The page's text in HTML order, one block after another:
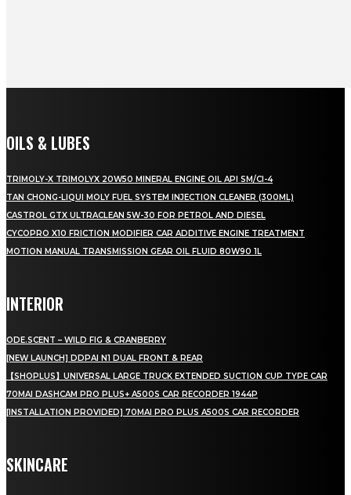
OILS & LUBES
TRIMOLY-X TRIMOLYX 20W50 MINERAL ENGINE OIL API SM/CI-4
TAN CHONG-LIQUI MOLY FUEL SYSTEM INJECTION CLEANER (300ML)
CASTROL GTX ULTRACLEAN 5W-30 FOR PETROL AND DIESEL
CYCOPRO X10 FRICTION MODIFIER CAR ADDITIVE ENGINE TREATMENT
MOTION MANUAL TRANSMISSION GEAR OIL FLUID 80W90 1L
INTERIOR
ODE.SCENT – WILD FIG & CRANBERRY
[NEW LAUNCH] DDPAI N1 DUAL FRONT & REAR
【SHOPLUS】UNIVERSAL LARGE TRUCK EXTENDED SUCTION CUP TYPE CAR
70MAI DASHCAM PRO PLUS+ A500S CAR RECORDER 1944P
[INSTALLATION PROVIDED] 70MAI PRO PLUS A500S CAR RECORDER
SKINCARE